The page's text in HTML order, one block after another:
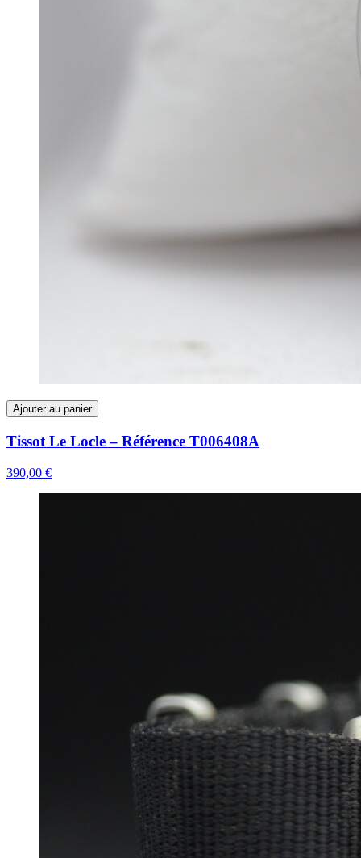
Ajouter au panier
Tissot Le Locle – Référence T006408A
390,00 €